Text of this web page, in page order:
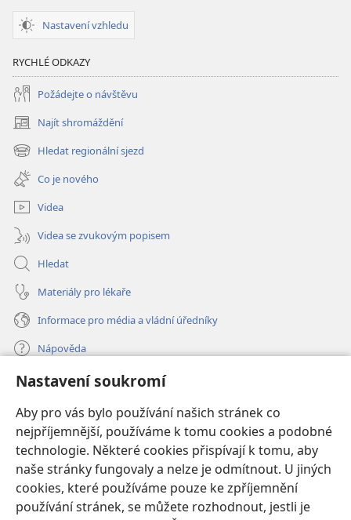
Nastavení soukromí
Aby pro vás bylo používání našich stránek co
nejpříjemnější, používáme k tomu cookies a podobné
technologie. Některé cookies přispívají k tomu, aby
naše stránky fungovaly a nelze je odmítnout. U jiných
cookies, které používáme pouze ke zpříjemnění
používání stránek, se můžete rozhodnout, jestli je
Nastavení vzhledu
RYCHLÉ ODKAZY
Požádejte o návštěvu
Najít shromáždění
(otevřeno
nové
okno)
Hledat regionální sjezd
(otevřeno
nové
okno)
Co je nového
Videa
Videa se zvukovým popisem
Hledat
Materiály pro lékaře
Informace pro média a vládní úředníky
Nápověda
Dary
nové
okno) ONLINE KNIHOVNA Strážné věže
(otevřeno
nové
okno)JW Hub®
(otevřeno
nové
okno)JW Library